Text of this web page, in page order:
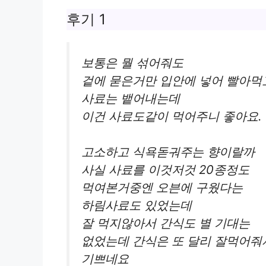
후기 1
보통은 뭘 섞어줘도
겉에 묻은거만 입안에 넣어 빨아먹
사료는 뱉어내는데
이건 사료도같이 먹어주니 좋아요.
고소하고 식욕돋궈주는 향이랄까
사실 사료를 이것저것 20종정도
먹여본거중엔 오븐에 구웠다는
하림사료도 있었는데
잘 먹지않아서 간식도 별 기대는
없었는데 간식은 또 달리 잘먹어줘
기쁘네요